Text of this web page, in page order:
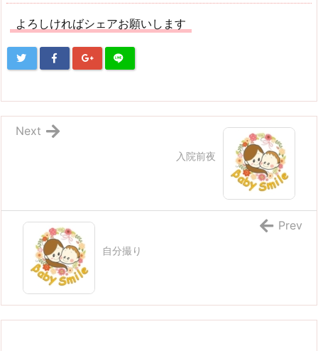
よろしければシェアお願いします
入院前夜
Next
自分撮り
Prev